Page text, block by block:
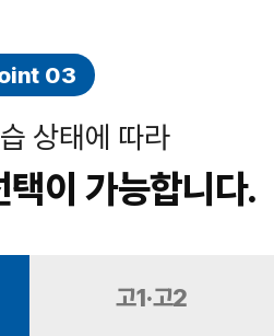
03
상태에 따라
이 가능합니다.
고1·고2